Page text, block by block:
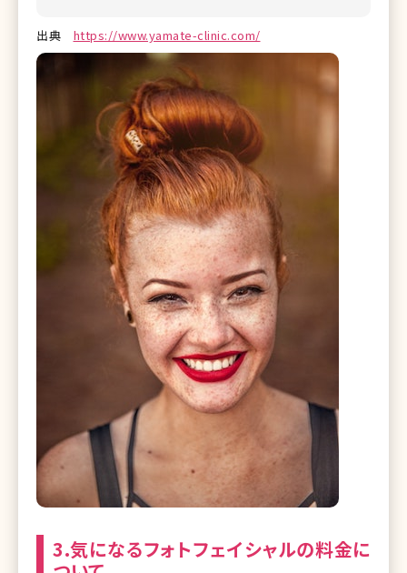
出典 https://www.yamate-clinic.com/
3.気になるフォトフェイシャルの料金に